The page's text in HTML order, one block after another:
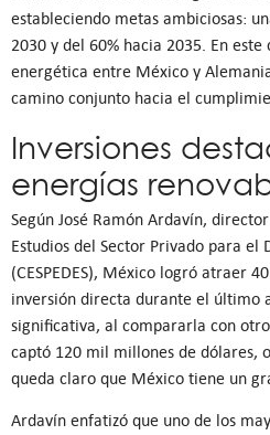
estableciendo metas ambiciosas:
2030 y del 60% hacia 2035. En
energética entre México y
camino conjunto hacia el
Inversiones
energías
Según José Ramón Ardavín,
Estudios del Sector Privado para el
(CESPEDES), México logró atraer
inversión directa durante el último
significativa, al compararla con
captó 120 mil millones de dólares,
queda claro que México tiene un
Ardavín enfatizó que uno de los